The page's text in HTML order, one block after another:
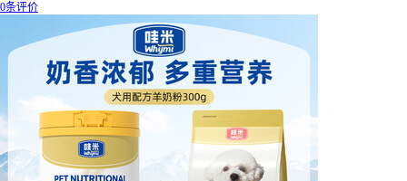
0条评价